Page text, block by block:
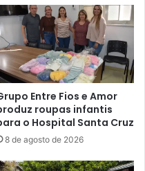
Entre Fios e Amor
roupas infantis
o Hospital Santa Cruz
8 de agosto de 2026